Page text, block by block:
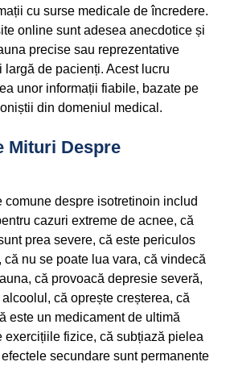
cu surse medicale de încredere.
online sunt adesea anecdotice și
precise sau reprezentative
largă de pacienți. Acest lucru
unor informații fiabile, bazate pe
din domeniul medical.
Mituri Despre
comune despre isotretinoin includ
cazuri extreme de acnee, că
prea severe, că este periculos
că nu se poate lua vara, că vindecă
că provoacă depresie severă,
că oprește creșterea, că
este un medicament de ultimă
exercițiile fizice, că subțiază pielea
secundare sunt permanente